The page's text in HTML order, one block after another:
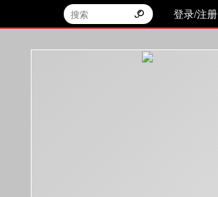
登录/注册